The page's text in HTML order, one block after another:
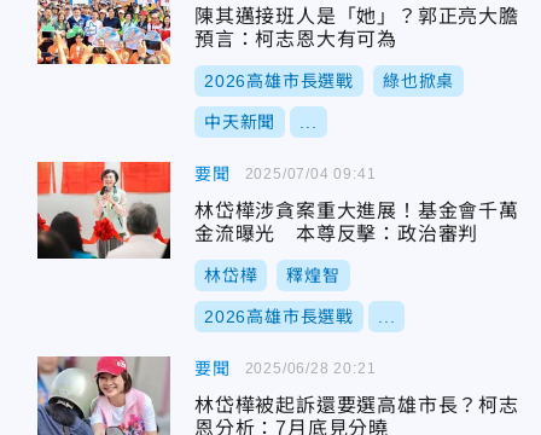
陳其邁接班人是「她」？郭正亮大膽
預言：柯志恩大有可為
2026高雄市長選戰 綠也掀桌
中天新聞
要聞
林岱樺涉貪案重大進展！基金會千萬
金流曝光 本尊反擊：政治審判
林岱樺 釋煌智
2026高雄市長選戰
2025/07/04 09:41
要聞
林岱樺被起訴還要選高雄市長？柯志
恩分析：7月底見分曉
2025/06/28 20:21